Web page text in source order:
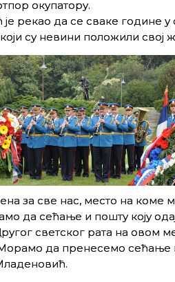
окупатору.
рекао да се сваке године
су невини положили свој
за све нас, место на
да сећање и пошту коју
светског рата на овом
да пренесемо сећање